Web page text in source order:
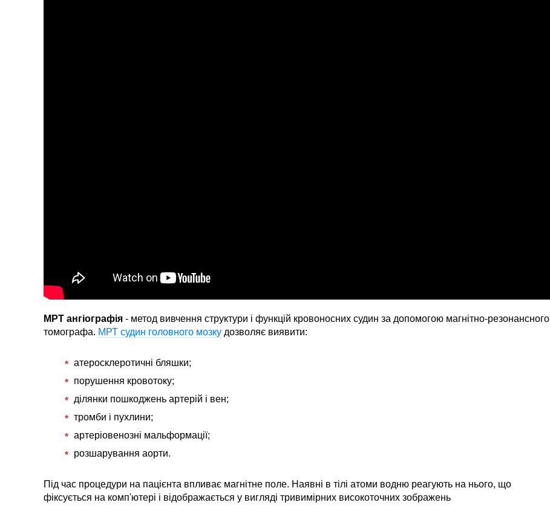
МРТ ангіографія - метод вивчення структури і функцій кровоносних судин за допомогою магнітно-резонансного
томографа. МРТ судин головного мозку дозволяє виявити:
атеросклеротичні бляшки;
порушення кровотоку;
ділянки пошкоджень артерій і вен;
тромби і пухлини;
артеріовенозні мальформації;
розшарування аорти.
Під час процедури на пацієнта впливає магнітне поле. Наявні в тілі атоми водню реагують на нього, що
фіксується на комп'ютері і відображається у вигляді тривимірних високоточних зображень